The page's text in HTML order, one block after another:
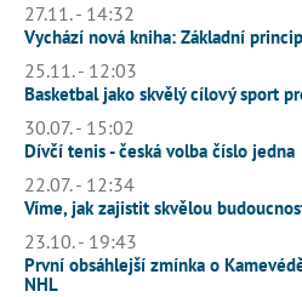
27.11. - 14:32
Vychází nová kniha: Základní
25.11. - 12:03
Basketbal jako skvělý cílový sport
30.07. - 15:02
Dívčí tenis - česká volba číslo jedna
22.07. - 12:34
Víme, jak zajistit skvělou
23.10. - 19:43
První obsáhlejší zmínka o
NHL